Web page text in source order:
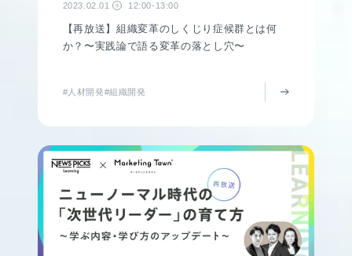
2023.02.01 水 12:00-13:00
【再放送】組織変革のしくじり症候群とは何
か？〜実践論で語る変革の落とし穴〜
#人材開発#組織開発